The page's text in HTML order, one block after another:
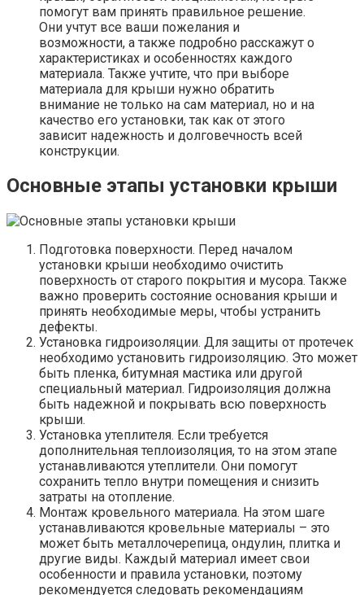
помогут вам принять правильное решение.
Они учтут все ваши пожелания и
возможности, а также подробно расскажут о
характеристиках и особенностях каждого
материала. Также учтите, что при выборе
материала для крыши нужно обратить
внимание не только на сам материал, но и на
качество его установки, так как от этого
зависит надежность и долговечность всей
конструкции.
Основные этапы установки крыши
Подготовка поверхности. Перед началом
установки крыши необходимо очистить
поверхность от старого покрытия и мусора. Также
важно проверить состояние основания крыши и
принять необходимые меры, чтобы устранить
дефекты.
Установка гидроизоляции. Для защиты от протечек
необходимо установить гидроизоляцию. Это может
быть пленка, битумная мастика или другой
специальный материал. Гидроизоляция должна
быть надежной и покрывать всю поверхность
крыши.
Установка утеплителя. Если требуется
дополнительная теплоизоляция, то на этом этапе
устанавливаются утеплители. Они помогут
сохранить тепло внутри помещения и снизить
затраты на отопление.
Монтаж кровельного материала. На этом шаге
устанавливаются кровельные материалы – это
может быть металлочерепица, ондулин, плитка и
другие виды. Каждый материал имеет свои
особенности и правила установки, поэтому
рекомендуется следовать рекомендациям